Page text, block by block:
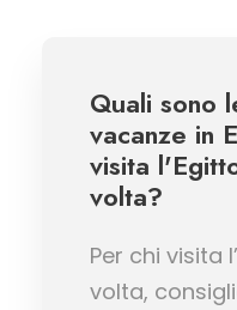
Quali sono
vacanze in
visita
volta?
Per chi visita
volta,